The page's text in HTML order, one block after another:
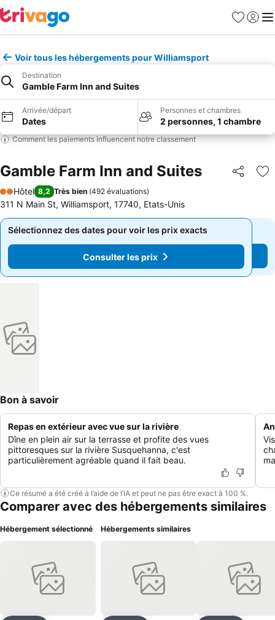
Favoris
Se
Voir tous les hébergements pour Williamsport
Destination
Gamble Farm Inn and Suites
Arrivée/départ
Dates
Personnes et chambres
2 personnes, 1 chambre
Comment les paiements influencent notre classement
Gamble Farm Inn and Suites Partager
2 Étoiles
Hôtel 8,2 Très bien (492 évaluations)
311 N Main St, Williamsport, 17740, Etats-Unis
Sélectionnez des dates pour voir les prix exacts
Consulter les prix
Sélectionnez des dates pour voir les prix exacts
Consulter les prix
Bon à savoir
Repas en extérieur avec vue sur la rivière
Dîne en plein air sur la terrasse et profite des vues
pittoresques sur la rivière Susquehanna, c'est
particulièrement agréable quand il fait beau.
Ce résumé a été créé à l’aide de l’IA et peut ne pas être exact à 100 %.
Comparer avec des hébergements similaires
Hébergement sélectionné Hébergements similaires